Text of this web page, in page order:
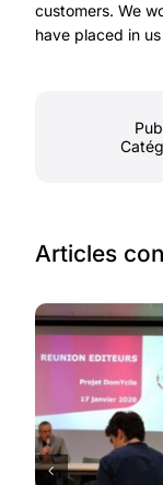
customers. We
have placed in
Articles